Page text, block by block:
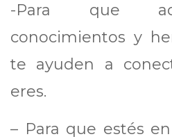
-Para que
conocimientos y
te ayuden a
eres.
– Para que estés